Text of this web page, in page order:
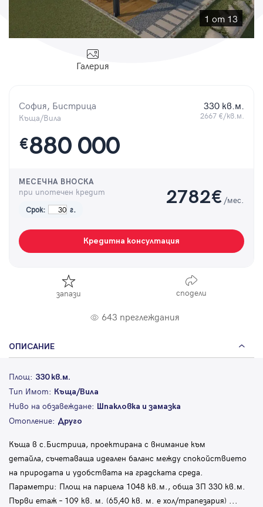
1 от 13
Галерия
София, Бистрица
Къща/Вила
330 кв.м.
2667 €/кв.м.
€880 000
МЕСЕЧНА ВНОСКА
при ипотечен кредит
Срок: г.
2782€ /мес.
Кредитна консултация
запази сподели
643 преглеждания
ОПИСАНИЕ
Площ: 330 кв.м.
Тип Имот: Къща/Вила
Ниво на обзавеждане: Шпакловка и замазка
Отопление: Друго
Къща в с.Бистрица, проектирана с внимание към
детайла, съчетаваща идеален баланс между спокойствието
на природата и удобствата на градската среда.
Параметри: Площ на парцела 1048 кв.м., обща ЗП 330 кв.м.
Първи етаж – 109 кв. м. (65,40 кв. м. е хол/трапезария) ...
Регистрация